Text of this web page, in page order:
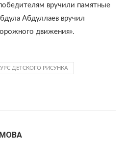
вручили памятные
Абдуллаев вручил
движения».
ДЕТСКОГО РИСУНКА